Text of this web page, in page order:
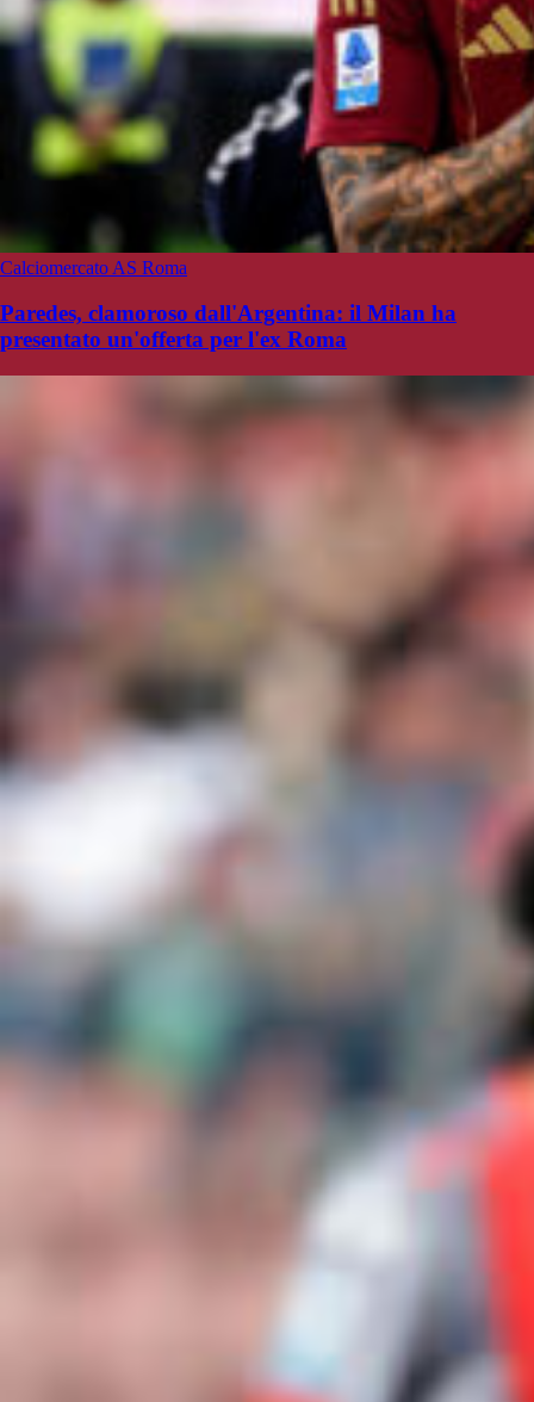
Calciomercato AS Roma
Paredes, clamoroso dall'Argentina: il Milan ha
presentato un'offerta per l'ex Roma